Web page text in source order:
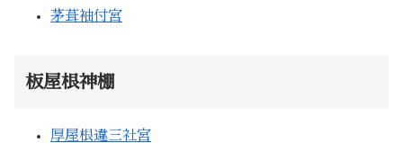
茅葺袖付宮
板屋根神棚
厚屋根違三社宮